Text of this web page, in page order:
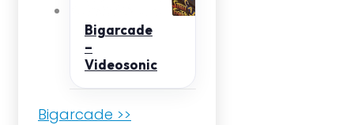
Bigarcade
–
Videosonic
Bigarcade >>